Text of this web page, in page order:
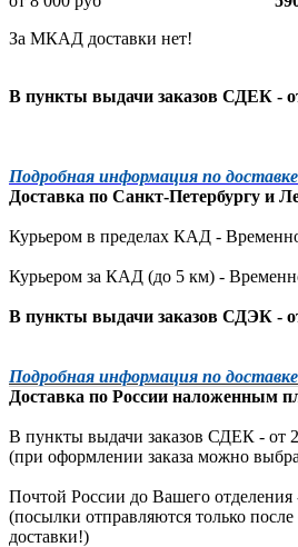
За МКАД доставки нет!
В пункты выдачи заказов СДЕК -
Подробная информация по доставке
Доставка по Санкт-Петербургу и
Курьером в пределах КАД -
Курьером за КАД (до 5 км) -
В пункты выдачи заказов СДЭК -
Подробная информация по доставке
Доставка по России наложенным
В пункты выдачи заказов СДЕК - от
(при оформлении заказа можно
Почтой России до Вашего отделения
(посылки отправляются только
доставки!)